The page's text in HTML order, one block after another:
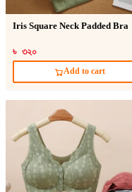
Iris Square Neck Padded Bra
৳ ৩২০
Add to cart